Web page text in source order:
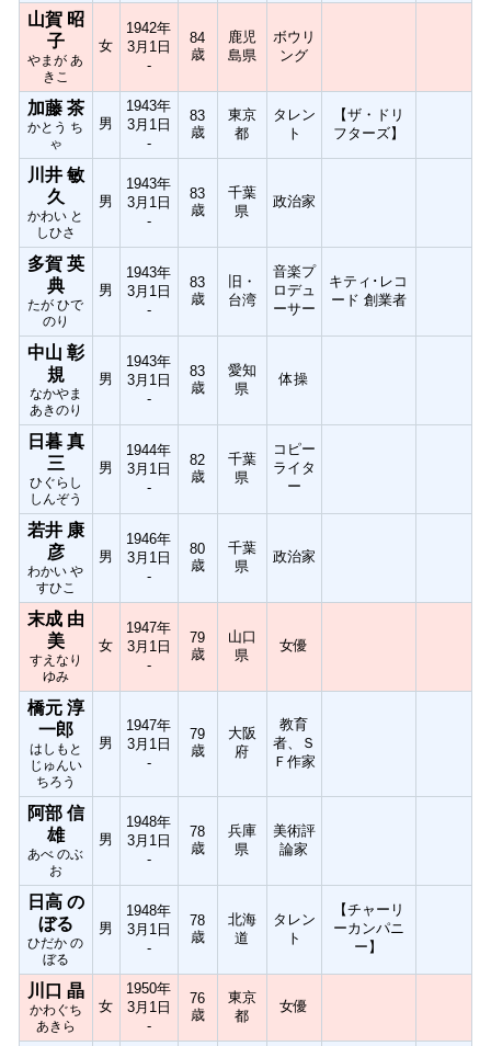
山賀 昭
子
やまが あ
きこ
女
1942年
3月1日
-
84
歳
鹿児
島県
ボウリ
ング
加藤 茶
かとう ち
ゃ
男
1943年
3月1日
-
83
歳
東京
都
タレン
ト
【ザ・ドリ
フターズ】
川井 敏
久
かわい と
しひさ
男
1943年
3月1日
-
83
歳
千葉
県
政治家
多賀 英
典
たが ひで
のり
男
1943年
3月1日
-
83
歳
旧・
台湾
音楽プ
ロデュ
ーサー
キティ･レコ
ード 創業者
中山 彰
規
なかやま
あきのり
男
1943年
3月1日
-
83
歳
愛知
県
体操
日暮 真
三
ひぐらし
しんぞう
男
1944年
3月1日
-
82
歳
千葉
県
コピー
ライタ
ー
若井 康
彦
わかい や
すひこ
男
1946年
3月1日
-
80
歳
千葉
県
政治家
末成 由
美
すえなり
ゆみ
女
1947年
3月1日
-
79
歳
山口
県
女優
橋元 淳
一郎
はしもと
じゅんい
ちろう
男
1947年
3月1日
-
79
歳
大阪
府
教育
者、Ｓ
Ｆ作家
阿部 信
雄
あべ のぶ
お
男
1948年
3月1日
-
78
歳
兵庫
県
美術評
論家
日高 の
ぼる
ひだか の
ぼる
男
1948年
3月1日
-
78
歳
北海
道
タレン
ト
【チャーリ
ーカンパニ
ー】
川口 晶
かわぐち
あきら
女
1950年
3月1日
-
76
歳
東京
都
女優